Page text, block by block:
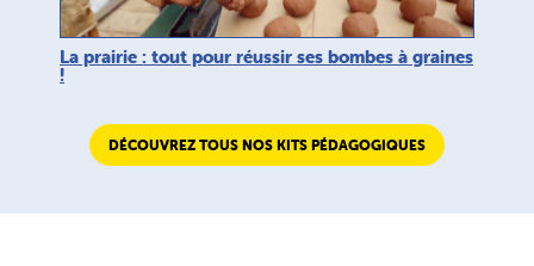
La prairie : tout pour réussir ses bombes à graines
!
DÉCOUVREZ TOUS NOS KITS PÉDAGOGIQUES